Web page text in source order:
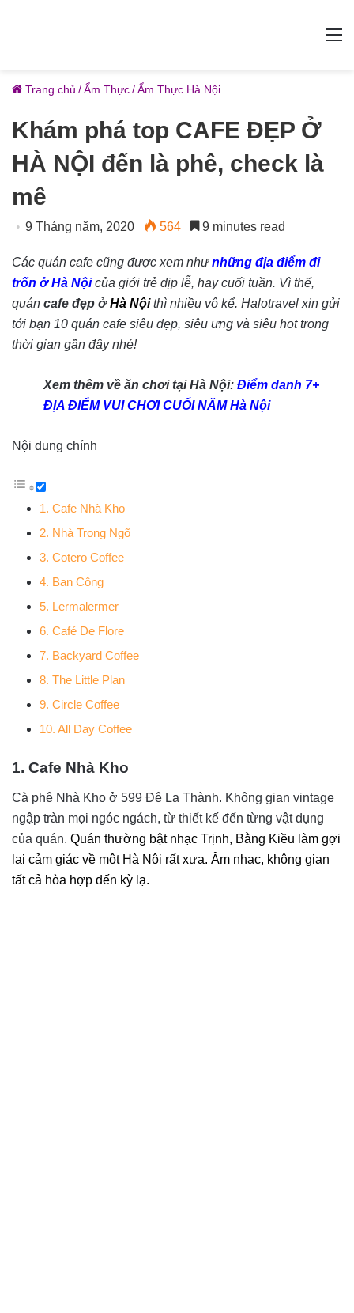
Trang chủ /Ẩm Thực/Ẩm Thực Hà Nội
Khám phá top CAFE ĐẸP Ở
HÀ NỘI đến là phê, check là
mê
9 Tháng năm, 2020 564 9 minutes read
Các quán cafe cũng được xem nhưnhững địa điểm đi
trốn ở Hà Nộicủa giới trẻ dịp lễ, hay cuối tuần. Vì thế,
quán cafe đẹp ởHà Nộithì nhiều vô kể. Halotravel xin gửi
tới bạn 10 quán cafe siêu đẹp, siêu ưng và siêu hot trong
thời gian gần đây nhé!
Xem thêm về ăn chơi tại Hà Nội: Điểm danh 7+
ĐỊA ĐIỂM VUI CHƠI CUỐI NĂM Hà Nội
Nội dung chính
1. Cafe Nhà Kho
2. Nhà Trong Ngõ
3. Cotero Coffee
4. Ban Công
5. Lermalermer
6. Café De Flore
7. Backyard Coffee
8. The Little Plan
9. Circle Coffee
10. All Day Coffee
1. Cafe Nhà Kho
Cà phê Nhà Kho ở 599 Đê La Thành. Không gian vintage
ngập tràn mọi ngóc ngách, từ thiết kế đến từng vật dụng
của quán. Quán thường bật nhạc Trịnh, Bằng Kiều làm gợi
lại cảm giác về một Hà Nội rất xưa. Âm nhạc, không gian
tất cả hòa hợp đến kỳ lạ.